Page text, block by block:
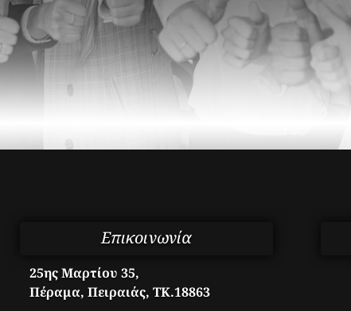
Επικοινωνία
25ης Μαρτίου 35,
Πέραμα, Πειραιάς, ΤΚ.18863